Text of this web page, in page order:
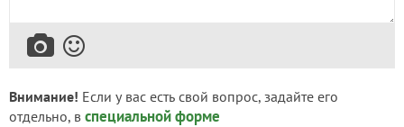
Внимание! Если у вас есть свой вопрос, задайте его
отдельно, в специальной форме